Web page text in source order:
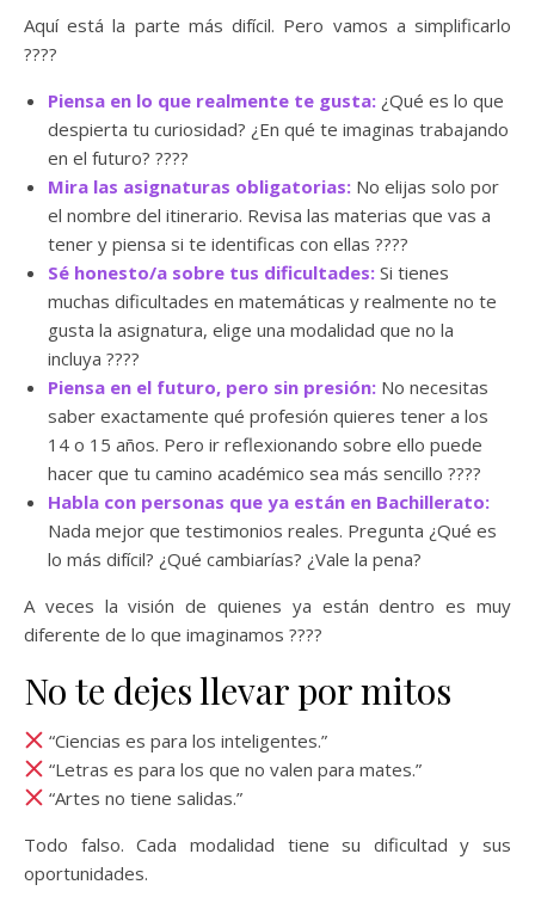
Aquí está la parte más difícil. Pero vamos a simplificarlo
????
Piensa en lo que realmente te gusta: ¿Qué es lo que
despierta tu curiosidad? ¿En qué te imaginas trabajando
en el futuro? ????
Mira las asignaturas obligatorias: No elijas solo por
el nombre del itinerario. Revisa las materias que vas a
tener y piensa si te identificas con ellas ????
Sé honesto/a sobre tus dificultades: Si tienes
muchas dificultades en matemáticas y realmente no te
gusta la asignatura, elige una modalidad que no la
incluya ????
Piensa en el futuro, pero sin presión: No necesitas
saber exactamente qué profesión quieres tener a los
14 o 15 años. Pero ir reflexionando sobre ello puede
hacer que tu camino académico sea más sencillo ????
Habla con personas que ya están en Bachillerato:
Nada mejor que testimonios reales. Pregunta ¿Qué es
lo más difícil? ¿Qué cambiarías? ¿Vale la pena?
A veces la visión de quienes ya están dentro es muy
diferente de lo que imaginamos ????
No te dejes llevar por mitos
“Ciencias es para los inteligentes.”
“Letras es para los que no valen para mates.”
“Artes no tiene salidas.”
Todo falso. Cada modalidad tiene su dificultad y sus
oportunidades.